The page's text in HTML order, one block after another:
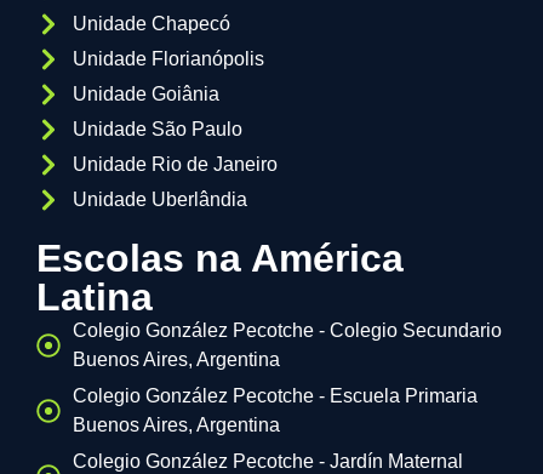
Unidade Chapecó
Unidade Florianópolis
Unidade Goiânia
Unidade São Paulo
Unidade Rio de Janeiro
Unidade Uberlândia
Escolas na América
Latina
Colegio González Pecotche - Colegio Secundario
Buenos Aires, Argentina
Colegio González Pecotche - Escuela Primaria
Buenos Aires, Argentina
Colegio González Pecotche - Jardín Maternal